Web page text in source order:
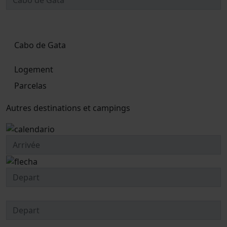
Cabo de Gata
Logement
Parcelas
Autres destinations et campings